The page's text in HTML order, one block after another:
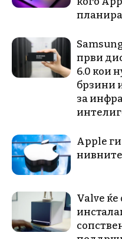
први
6.0 кои
брзини
за
Apple
нивните
Valve